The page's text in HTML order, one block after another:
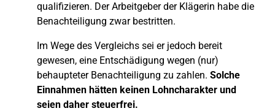
qualifizieren. Der Arbeitgeber der Klägerin habe die
Benachteiligung zwar bestritten.
Im Wege des Vergleichs sei er jedoch bereit
gewesen, eine Entschädigung wegen (nur)
behaupteter Benachteiligung zu zahlen. Solche
Einnahmen hätten keinen Lohncharakter und
seien daher steuerfrei.